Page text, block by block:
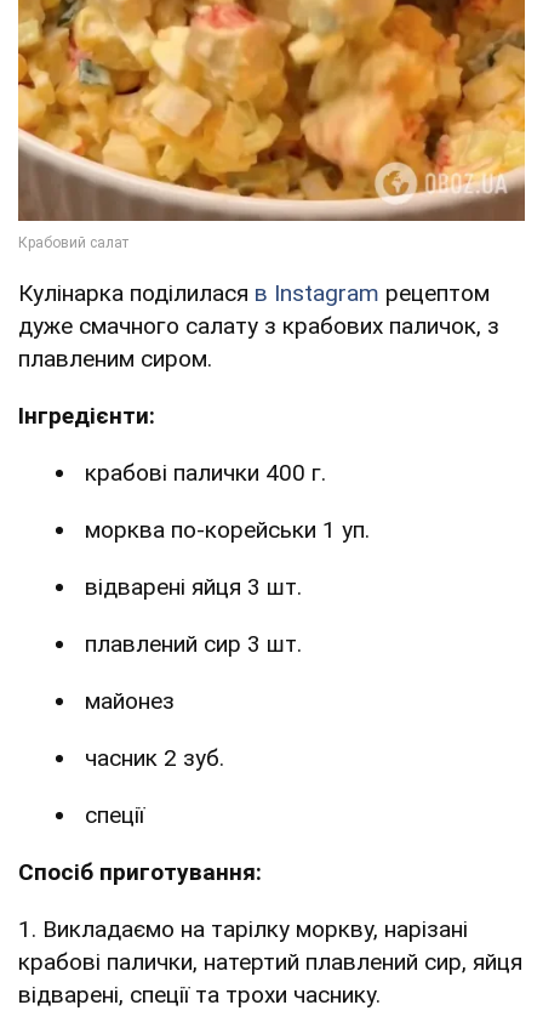
Кулінарка поділилася в Instagram рецептом
дуже смачного салату з крабових паличок, з
плавленим сиром.
Інгредієнти:
крабові палички 400 г.
морква по-корейськи 1 уп.
відварені яйця 3 шт.
плавлений сир 3 шт.
майонез
часник 2 зуб.
спеції
Спосіб приготування:
1. Викладаємо на тарілку моркву, нарізані
крабові палички, натертий плавлений сир, яйця
відварені, спеції та трохи часнику.